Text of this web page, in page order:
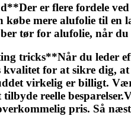
er flere fordele
købe mere alufolie til
tør for alufolie, når
tricks**Når du leder
for at sikre dig,
virkelig er billigt.
reelle
pris. Så